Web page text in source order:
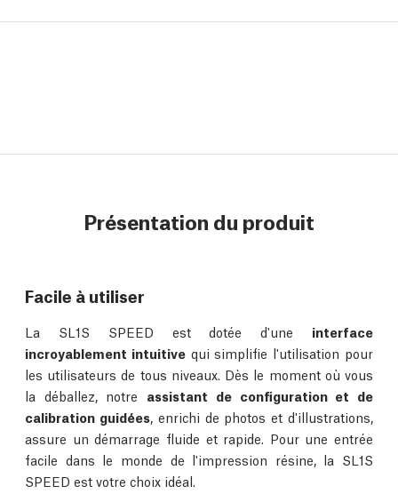
Présentation du produit
Facile à utiliser
La SL1S SPEED est dotée d'une interface
incroyablement intuitivequi simplifie l'utilisation pour
les utilisateurs de tous niveaux. Dès le moment où vous
la déballez, notre assistant de configuration et de
calibration guidées, enrichi de photos et d'illustrations,
assure un démarrage fluide et rapide. Pour une entrée
facile dans le monde de l'impression résine, la SL1S
SPEED est votre choix idéal.